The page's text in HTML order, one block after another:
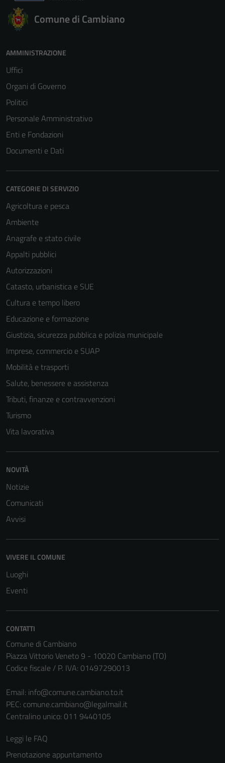
Comune di Cambiano
AMMINISTRAZIONE
Uffici
Organi di Governo
Politici
Personale Amministrativo
Enti e Fondazioni
Documenti e Dati
CATEGORIE DI SERVIZIO
Agricoltura e pesca
Ambiente
Anagrafe e stato civile
Appalti pubblici
Autorizzazioni
Catasto, urbanistica e SUE
Cultura e tempo libero
Educazione e formazione
Giustizia, sicurezza pubblica e polizia municipale
Imprese, commercio e SUAP
Mobilità e trasporti
Salute, benessere e assistenza
Tributi, finanze e contravvenzioni
Turismo
Vita lavorativa
NOVITÀ
Notizie
Comunicati
Avvisi
VIVERE IL COMUNE
Luoghi
Eventi
CONTATTI
Comune di Cambiano
Piazza Vittorio Veneto 9 - 10020 Cambiano (TO)
Codice fiscale / P. IVA: 01497290013
Email: info@comune.cambiano.to.it
PEC: comune.cambiano@legalmail.it
Centralino unico: 011 9440105
Leggi le FAQ
Prenotazione appuntamento